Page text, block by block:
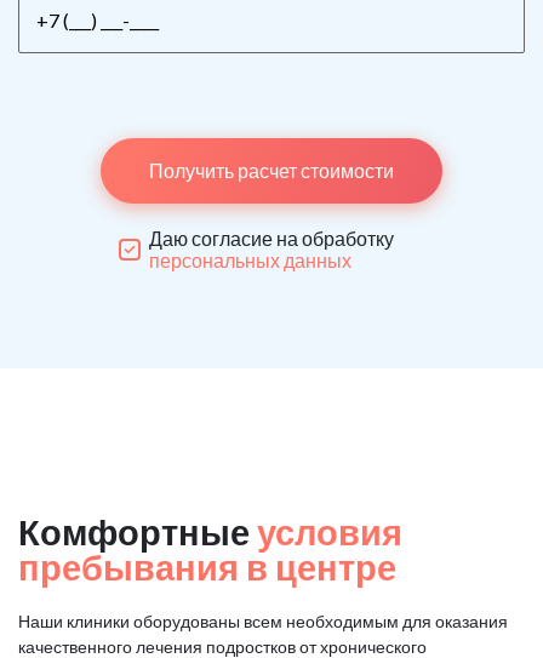
Получить расчет стоимости
Даю согласие на обработку
персональных данных
Комфортные условия
пребывания в центре
Наши клиники оборудованы всем необходимым для оказания
качественного лечения подростков от хронического